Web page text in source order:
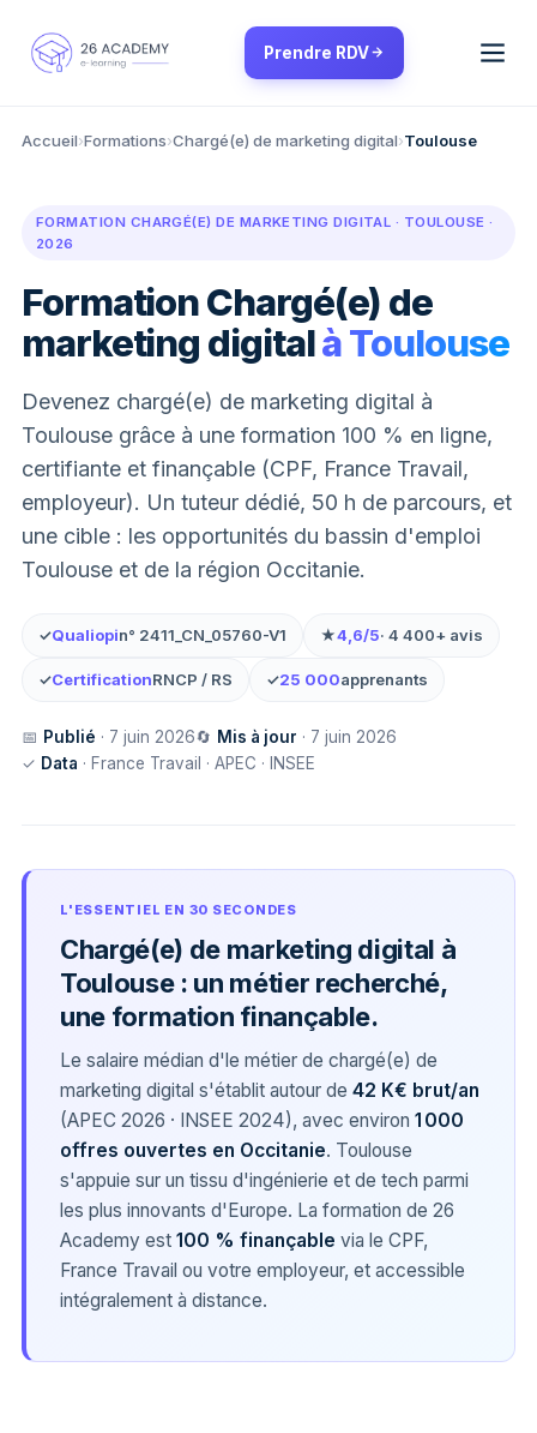
Prendre RDV
Accueil›Formations›Chargé(e) de marketing digital›Toulouse
FORMATION CHARGÉ(E) DE MARKETING DIGITAL · TOULOUSE ·
2026
Formation Chargé(e) de
marketing digitalà Toulouse
Devenez chargé(e) de marketing digital à
Toulouse grâce à une formation 100 % en ligne,
certifiante et finançable (CPF, France Travail,
employeur). Un tuteur dédié, 50 h de parcours, et
une cible : les opportunités du bassin d'emploi
Toulouse et de la région Occitanie.
✓Qualiopin° 2411_CN_05760-V1 ★4,6/5· 4 400+ avis
✓CertificationRNCP / RS ✓25 000apprenants
📅 Publié · 7 juin 2026🔄 Mis à jour · 7 juin 2026
✓ Data · France Travail · APEC · INSEE
L'ESSENTIEL EN 30 SECONDES
Chargé(e) de marketing digital à
Toulouse : un métier recherché,
une formation finançable.
Le salaire médian d'le métier de chargé(e) de
marketing digital s'établit autour de 42 K€ brut/an
(APEC 2026 · INSEE 2024), avec environ 1 000
offres ouvertes en Occitanie. Toulouse
s'appuie sur un tissu d'ingénierie et de tech parmi
les plus innovants d'Europe. La formation de 26
Academy est 100 % finançable via le CPF,
France Travail ou votre employeur, et accessible
intégralement à distance.